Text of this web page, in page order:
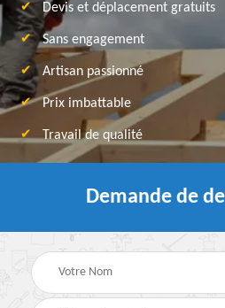
Devis et déplacement gratuits
Sans engagement
Artisan passionné
Prix imbattable
Travail de qualité
Demande de